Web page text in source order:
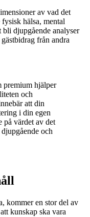
av vad det
hälsa, mental
djupgående analyser
från andra
premium hjälper
och
att din
i din egen
på värdet av det
och
kommer en stor del av
kunskap ska vara